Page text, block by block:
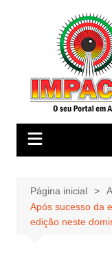
Página inicial
Após sucesso da
edição neste